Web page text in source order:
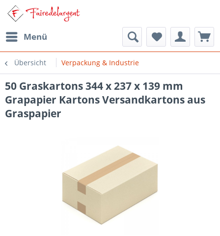
Menü
Übersicht Verpackung & Industrie
50 Graskartons 344 x 237 x 139 mm
Grapapier Kartons Versandkartons aus
Graspapier